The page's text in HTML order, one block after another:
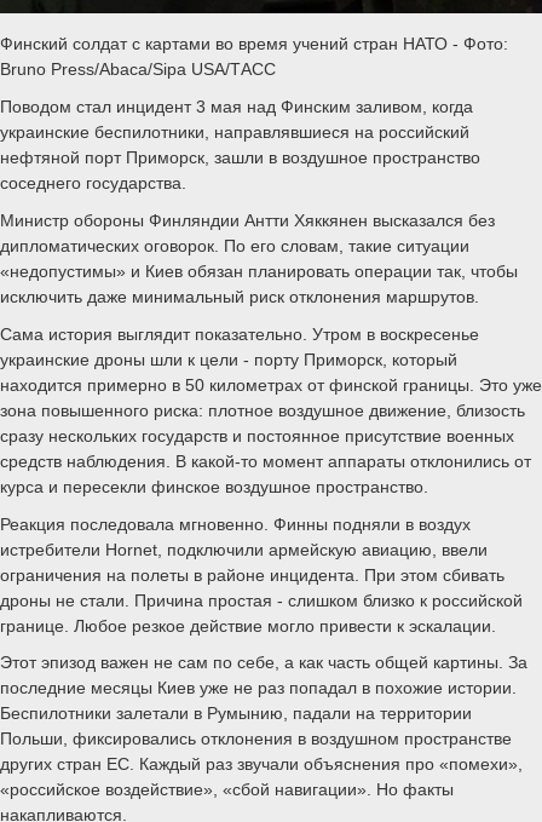
Финский солдат с картами во время учений стран НАТО - Фото:
Bruno Press/Abaca/Sipa USA/ТАСС
Поводом стал инцидент 3 мая над Финским заливом, когда
украинские беспилотники, направлявшиеся на российский
нефтяной порт Приморск, зашли в воздушное пространство
соседнего государства.
Министр обороны Финляндии Антти Хяккянен высказался без
дипломатических оговорок. По его словам, такие ситуации
«недопустимы» и Киев обязан планировать операции так, чтобы
исключить даже минимальный риск отклонения маршрутов.
Сама история выглядит показательно. Утром в воскресенье
украинские дроны шли к цели - порту Приморск, который
находится примерно в 50 километрах от финской границы. Это уже
зона повышенного риска: плотное воздушное движение, близость
сразу нескольких государств и постоянное присутствие военных
средств наблюдения. В какой-то момент аппараты отклонились от
курса и пересекли финское воздушное пространство.
Реакция последовала мгновенно. Финны подняли в воздух
истребители Hornet, подключили армейскую авиацию, ввели
ограничения на полеты в районе инцидента. При этом сбивать
дроны не стали. Причина простая - слишком близко к российской
границе. Любое резкое действие могло привести к эскалации.
Этот эпизод важен не сам по себе, а как часть общей картины. За
последние месяцы Киев уже не раз попадал в похожие истории.
Беспилотники залетали в Румынию, падали на территории
Польши, фиксировались отклонения в воздушном пространстве
других стран ЕС. Каждый раз звучали объяснения про «помехи»,
«российское воздействие», «сбой навигации». Но факты
накапливаются.